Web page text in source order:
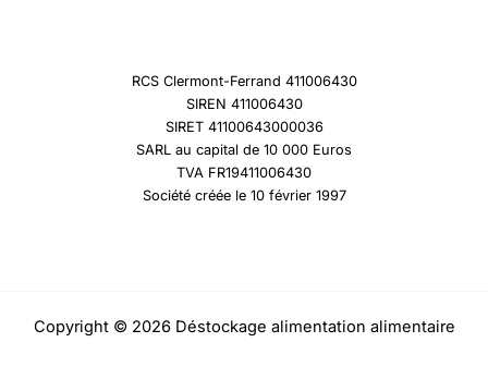
RCS Clermont-Ferrand 411006430
SIREN 411006430
SIRET 41100643000036
SARL au capital de 10 000 Euros
TVA FR19411006430
Société créée le 10 février 1997
Copyright © 2026 Déstockage alimentation alimentaire